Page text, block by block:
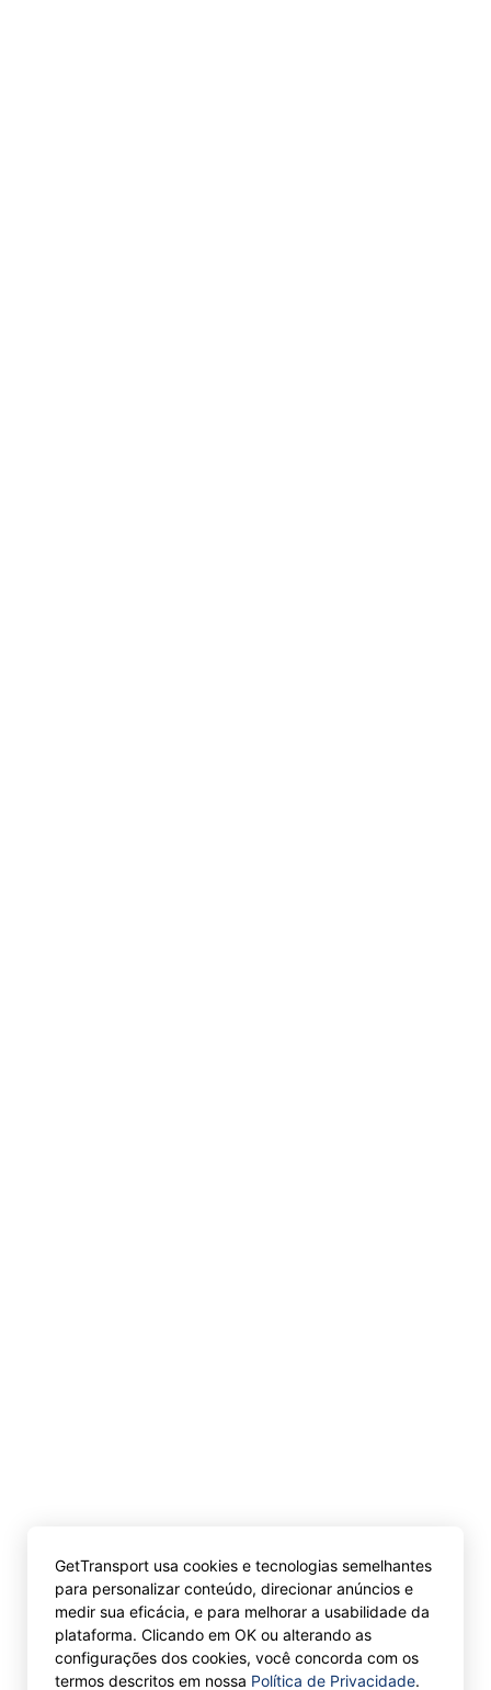
GetTransport usa cookies e tecnologias semelhantes
para personalizar conteúdo, direcionar anúncios e
medir sua eficácia, e para melhorar a usabilidade da
plataforma. Clicando em OK ou alterando as
configurações dos cookies, você concorda com os
termos descritos em nossa Política de Privacidade.